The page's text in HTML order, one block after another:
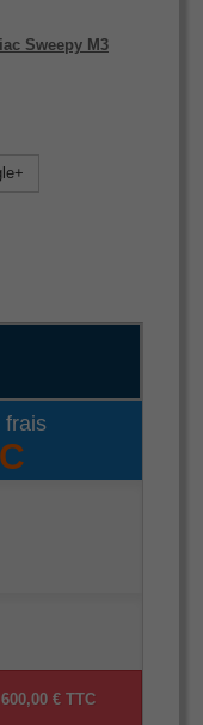
Sweepy M3
frais
€ TTC